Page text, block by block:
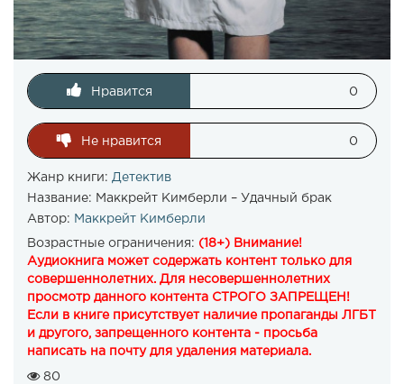
Нравится 0
Не нравится 0
Жанр книги: Детектив
Название: Маккрейт Кимберли – Удачный брак
Автор: Маккрейт Кимберли
Возрастные ограничения: (18+) Внимание!
Аудиокнига может содержать контент только для
совершеннолетних. Для несовершеннолетних
просмотр данного контента СТРОГО ЗАПРЕЩЕН!
Если в книге присутствует наличие пропаганды ЛГБТ
и другого, запрещенного контента - просьба
написать на почту для удаления материала.
80